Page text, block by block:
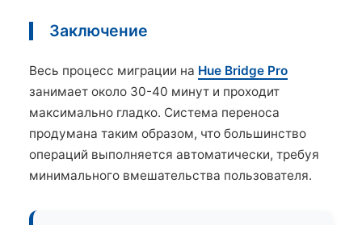
Заключение
Весь процесс миграции на Hue Bridge Pro
занимает около 30-40 минут и проходит
максимально гладко. Система переноса
продумана таким образом, что большинство
операций выполняется автоматически, требуя
минимального вмешательства пользователя.